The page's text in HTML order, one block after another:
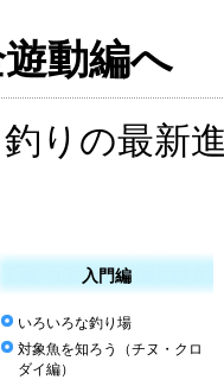
動編へ
りの最新
入門編
いろいろな釣り場
対象魚を知ろう（チヌ・クロ
ダイ編）